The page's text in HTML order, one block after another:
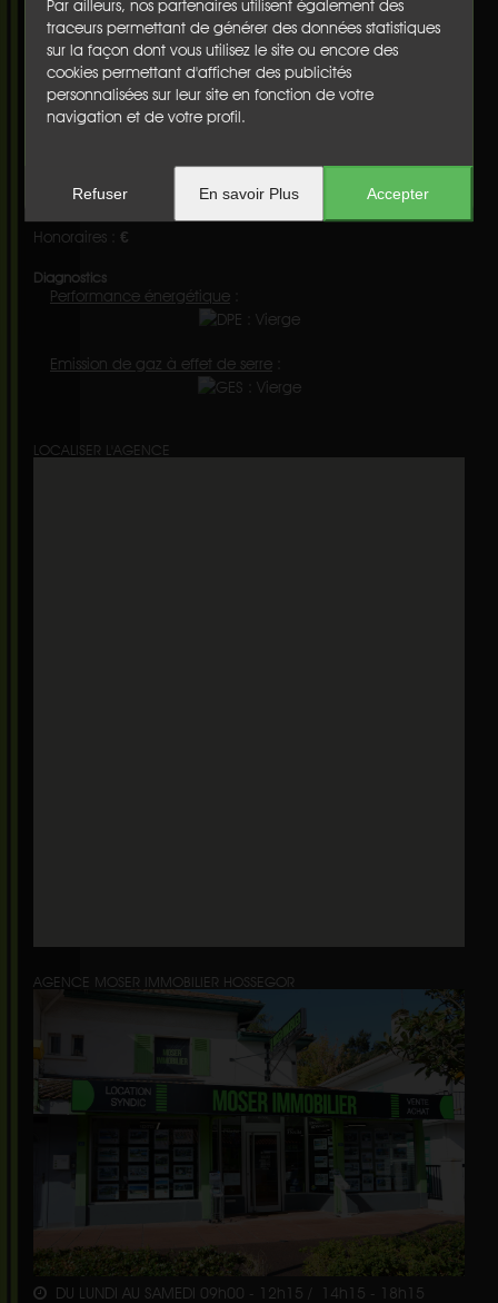
Par ailleurs, nos partenaires utilisent également des
traceurs permettant de générer des données statistiques
sur la façon dont vous utilisez le site ou encore des
cookies permettant d'afficher des publicités
personnalisées sur leur site en fonction de votre
navigation et de votre profil.
Refuser En savoir Plus Accepter
Surface habitable :48 m²
Surface du terrain :nc
Terrasse(s) :non
Balcon :oui
Cave :non
Garage :non
individuel
Etage :2
Honoraires : €
Diagnostics
Performance énergétique
Emission de gaz à effet de serre
LOCALISER L'AGENCE
AGENCE MOSER IMMOBILIER HOSSEGOR
DU LUNDI AU SAMEDI 09h00 - 12h15 / 14h15 - 18h15